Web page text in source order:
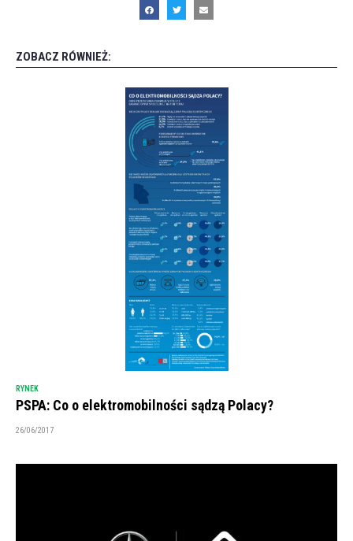
ZOBACZ RÓWNIEŻ:
RYNEK
PSPA: Co o elektromobilności sądzą Polacy?
26/06/2017